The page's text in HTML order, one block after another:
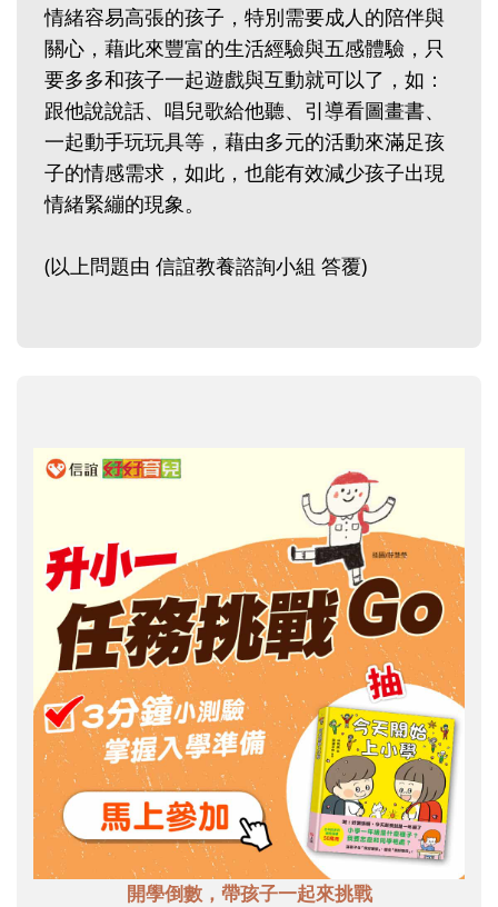
情緒容易高張的孩子，特別需要成人的陪伴與
關心，藉此來豐富的生活經驗與五感體驗，只
要多多和孩子一起遊戲與互動就可以了，如：
跟他說說話、唱兒歌給他聽、引導看圖畫書、
一起動手玩玩具等，藉由多元的活動來滿足孩
子的情感需求，如此，也能有效減少孩子出現
情緒緊繃的現象。
(以上問題由 信誼教養諮詢小組 答覆)
開學倒數，帶孩子一起來挑戰